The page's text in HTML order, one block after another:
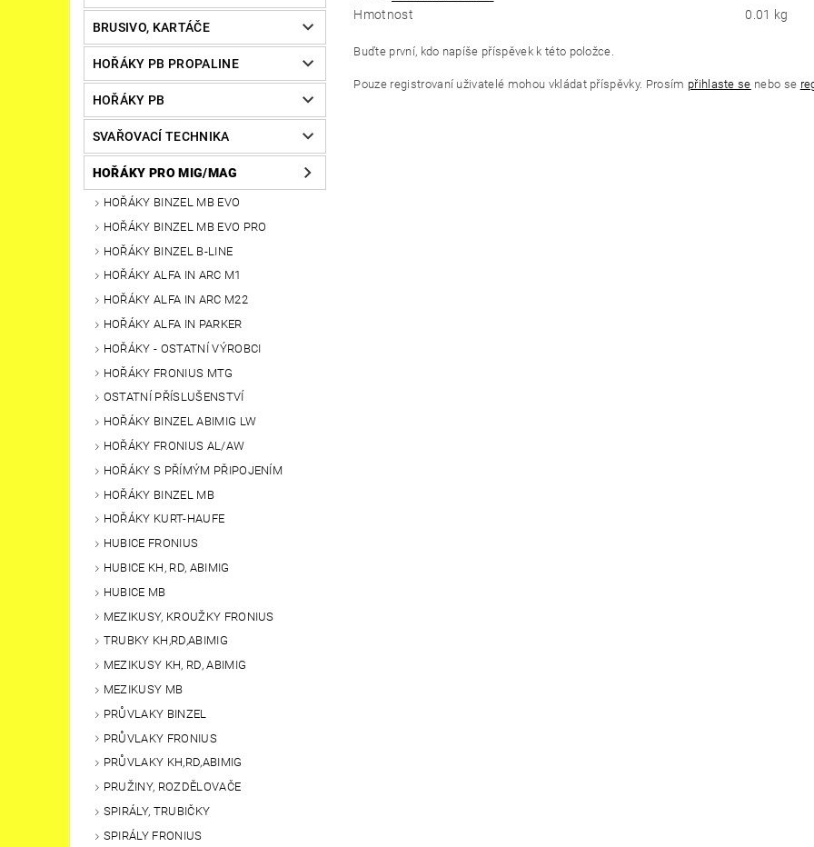
BRUSIVO, KARTÁČE
HOŘÁKY PB PROPALINE
HOŘÁKY PB
SVAŘOVACÍ TECHNIKA
HOŘÁKY PRO MIG/MAG
HOŘÁKY BINZEL MB EVO
HOŘÁKY BINZEL MB EVO PRO
HOŘÁKY BINZEL B-LINE
HOŘÁKY ALFA IN ARC M1
HOŘÁKY ALFA IN ARC M22
HOŘÁKY ALFA IN PARKER
HOŘÁKY - OSTATNÍ VÝROBCI
HOŘÁKY FRONIUS MTG
OSTATNÍ PŘÍSLUŠENSTVÍ
HOŘÁKY BINZEL ABIMIG LW
HOŘÁKY FRONIUS AL/AW
HOŘÁKY S PŘÍMÝM PŘIPOJENÍM
HOŘÁKY BINZEL MB
HOŘÁKY KURT-HAUFE
HUBICE FRONIUS
HUBICE KH, RD, ABIMIG
HUBICE MB
MEZIKUSY, KROUŽKY FRONIUS
TRUBKY KH,RD,ABIMIG
MEZIKUSY KH, RD, ABIMIG
MEZIKUSY MB
PRŮVLAKY BINZEL
PRŮVLAKY FRONIUS
PRŮVLAKY KH,RD,ABIMIG
PRUŽINY, ROZDĚLOVAČE
SPIRÁLY, TRUBIČKY
SPIRÁLY FRONIUS
Hmotnost 0.01 kg
Buďte první, kdo napíše příspěvek k této položce.
Pouze registrovaní uživatelé mohou vkládat příspěvky. Prosím přihlaste se nebo se